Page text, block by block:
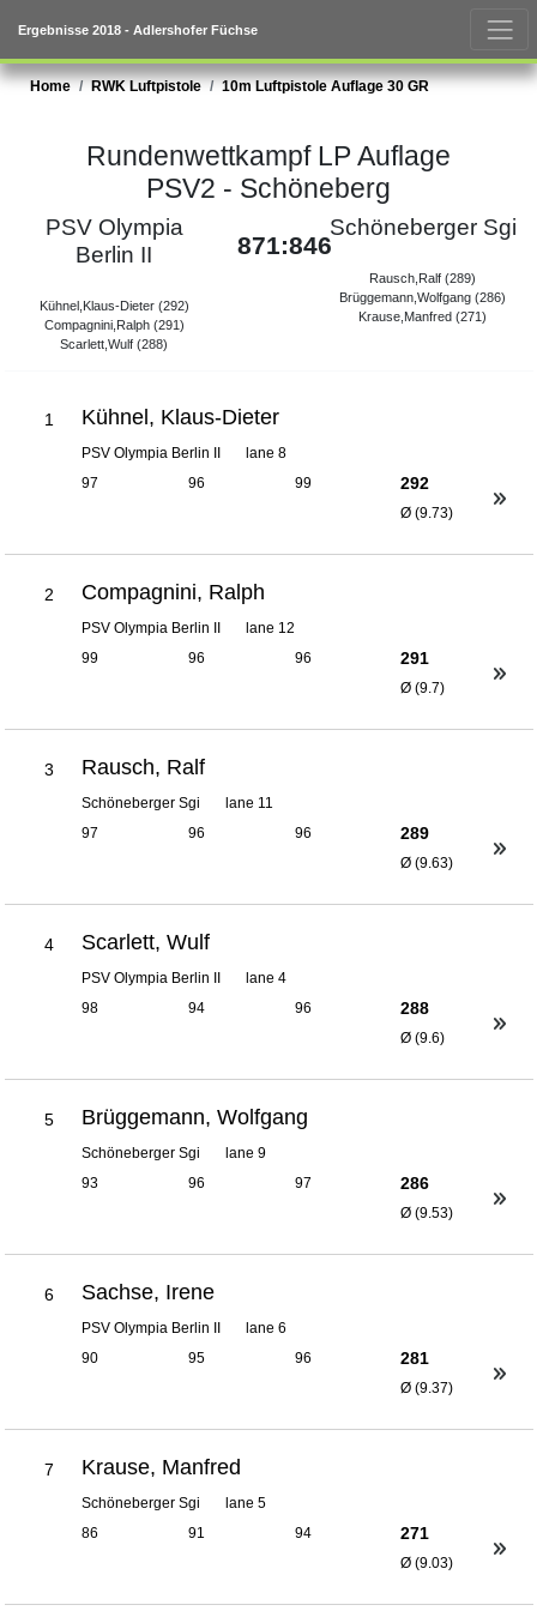
Ergebnisse 2018 - Adlershofer Füchse
Home RWK Luftpistole 10m Luftpistole Auflage 30 GR
Rundenwettkampf LP Auflage
PSV2 - Schöneberg
PSV Olympia
Berlin II
Kühnel,Klaus-Dieter (292)
Compagnini,Ralph (291)
Scarlett,Wulf (288)
871:846
Schöneberger Sgi
Rausch,Ralf (289)
Brüggemann,Wolfgang (286)
Krause,Manfred (271)
1 Kühnel, Klaus-Dieter
PSV Olympia Berlin II
lane 8
97
96 99 292
Ø (9.73)
2 Compagnini, Ralph
PSV Olympia Berlin II
lane 12
99
96 96 291
Ø (9.7)
3 Rausch, Ralf
Schöneberger Sgi
lane 11
97
96 96 289
Ø (9.63)
4 Scarlett, Wulf
PSV Olympia Berlin II
lane 4
98
94 96 288
Ø (9.6)
5 Brüggemann, Wolfgang
Schöneberger Sgi
lane 9
93
96 97 286
Ø (9.53)
6 Sachse, Irene
PSV Olympia Berlin II
lane 6
90
95 96 281
Ø (9.37)
7 Krause, Manfred
Schöneberger Sgi
lane 5
86
91 94 271
Ø (9.03)